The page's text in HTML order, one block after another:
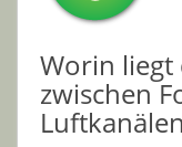
Worin liegt
zwischen